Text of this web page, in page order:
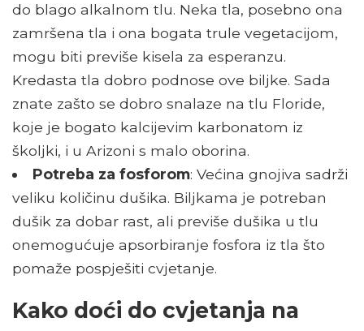
do blago alkalnom tlu. Neka tla, posebno ona
zamršena tla i ona bogata trule vegetacijom,
mogu biti previše kisela za esperanzu.
Kredasta tla dobro podnose ove biljke. Sada
znate zašto se dobro snalaze na tlu Floride,
koje je bogato kalcijevim karbonatom iz
školjki, i u Arizoni s malo oborina.
Potreba za fosforom: Većina gnojiva sadrži
veliku količinu dušika. Biljkama je potreban
dušik za dobar rast, ali previše dušika u tlu
onemogućuje apsorbiranje fosfora iz tla što
pomaže pospješiti cvjetanje.
Kako doći do cvjetanja na